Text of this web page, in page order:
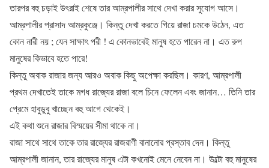
তারপর বহু চড়াই উৎরাই শেষে তার আম্রপালীর সাথে দেখা করার সুযোগ আসে।
আম্রপালীর প্রাসাদ আম্রকুঞ্জে। কিন্তু দেখা করতে গিয়ে রাজা চমকে উঠেন, এত
কোন নারী নয় ; যেন সাক্ষাৎ পরী ! এ কোনভাবেই মানুষ হতে পারেন না। এত রুপ
মানুষের কিভাবে হতে পারে!
কিন্তু অবাক রাজার জন্য আরও অবাক কিছু অপেক্ষা করছিল। কারণ, আম্রপালী
প্রথম দেখাতেই তাকে মগধ রাজ্যের রাজা বলে চিনে ফেলেন এবং জানান… তিনি তার
প্রেমে হাবুডুবু খাচ্ছেন বহু আগে থেকেই।
এই কথা শুনে রাজার বিস্ময়ের সীমা থাকে না।
রাজা সাথে সাথে তাকে তার রাজ্যের রাজরাণী বানানোর প্রস্তাব দেন। কিন্তু
আম্রপালী জানান, তার রাজ্যের মানুষ এটা কখনোই মেনে নেবেন না। উল্টো বহু মানুষের